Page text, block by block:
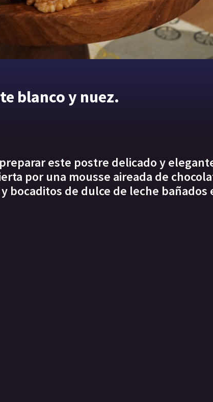
blanco y nuez.
este postre delicado y
por una mousse aireada de
bocaditos de dulce de leche bañados